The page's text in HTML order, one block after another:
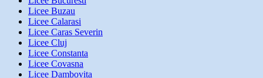
Licee Buzau
Licee Calarasi
Licee Caras Severin
Licee Cluj
Licee Constanta
Licee Covasna
Licee Dambovita